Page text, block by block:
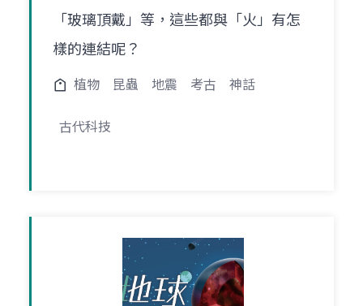
「玻璃頂戴」等，這些都與「火」有怎
樣的連結呢？
植物 昆蟲 地震 考古 神話
古代科技